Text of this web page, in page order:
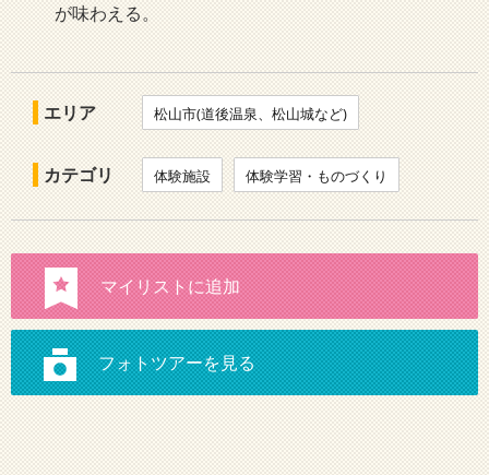
が味わえる。
エリア 松山市(道後温泉、松山城など)
カテゴリ 体験施設 体験学習・ものづくり